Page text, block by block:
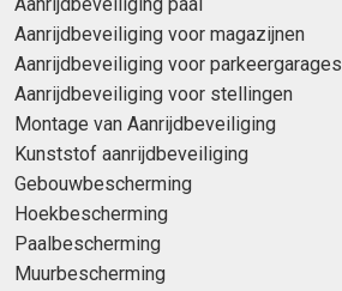
Aanrijdbeveiliging paal
Aanrijdbeveiliging voor magazijnen
Aanrijdbeveiliging voor parkeergarages
Aanrijdbeveiliging voor stellingen
Montage van Aanrijdbeveiliging
Kunststof aanrijdbeveiliging
Gebouwbescherming
Hoekbescherming
Paalbescherming
Muurbescherming